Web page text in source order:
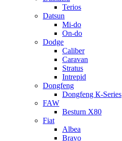
Terios
Datsun
Mi-do
On-do
Dodge
Caliber
Caravan
Stratus
Intrepid
Dongfeng
Dongfeng К-Series
FAW
Besturn Х80
Fiat
Albea
Bravo